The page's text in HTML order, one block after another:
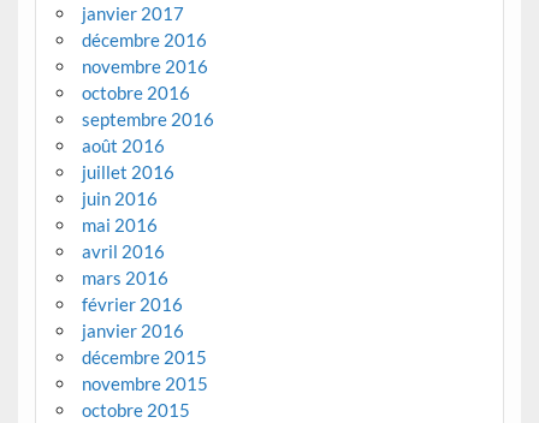
janvier 2017
décembre 2016
novembre 2016
octobre 2016
septembre 2016
août 2016
juillet 2016
juin 2016
mai 2016
avril 2016
mars 2016
février 2016
janvier 2016
décembre 2015
novembre 2015
octobre 2015